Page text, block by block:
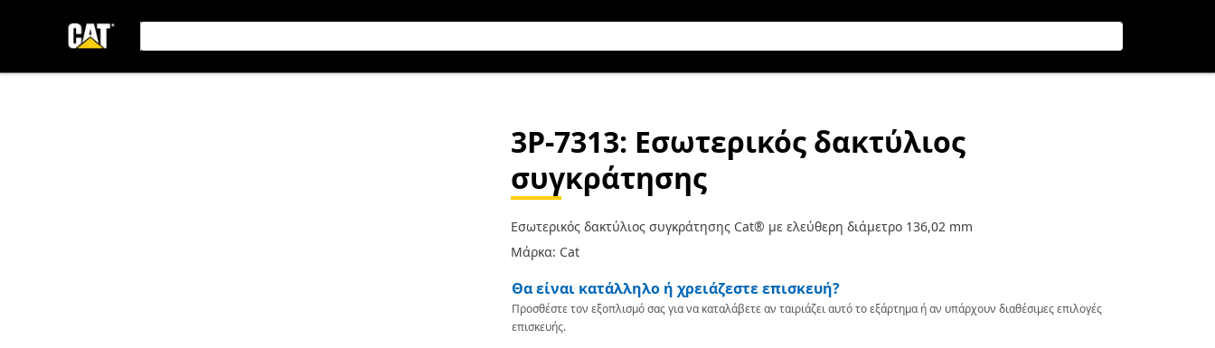
3P-7313: Εσωτερικός δακτύλιος
συγκράτησης
Εσωτερικός δακτύλιος συγκράτησης Cat® με ελεύθερη διάμετρο 136,02 mm
Μάρκα: Cat
Θα είναι κατάλληλο ή χρειάζεστε επισκευή?
Προσθέστε τον εξοπλισμό σας για να καταλάβετε αν ταιριάζει αυτό το εξάρτημα ή αν υπάρχουν διαθέσιμες επιλογές
επισκευής.